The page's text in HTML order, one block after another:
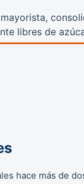
libres de
hace más de